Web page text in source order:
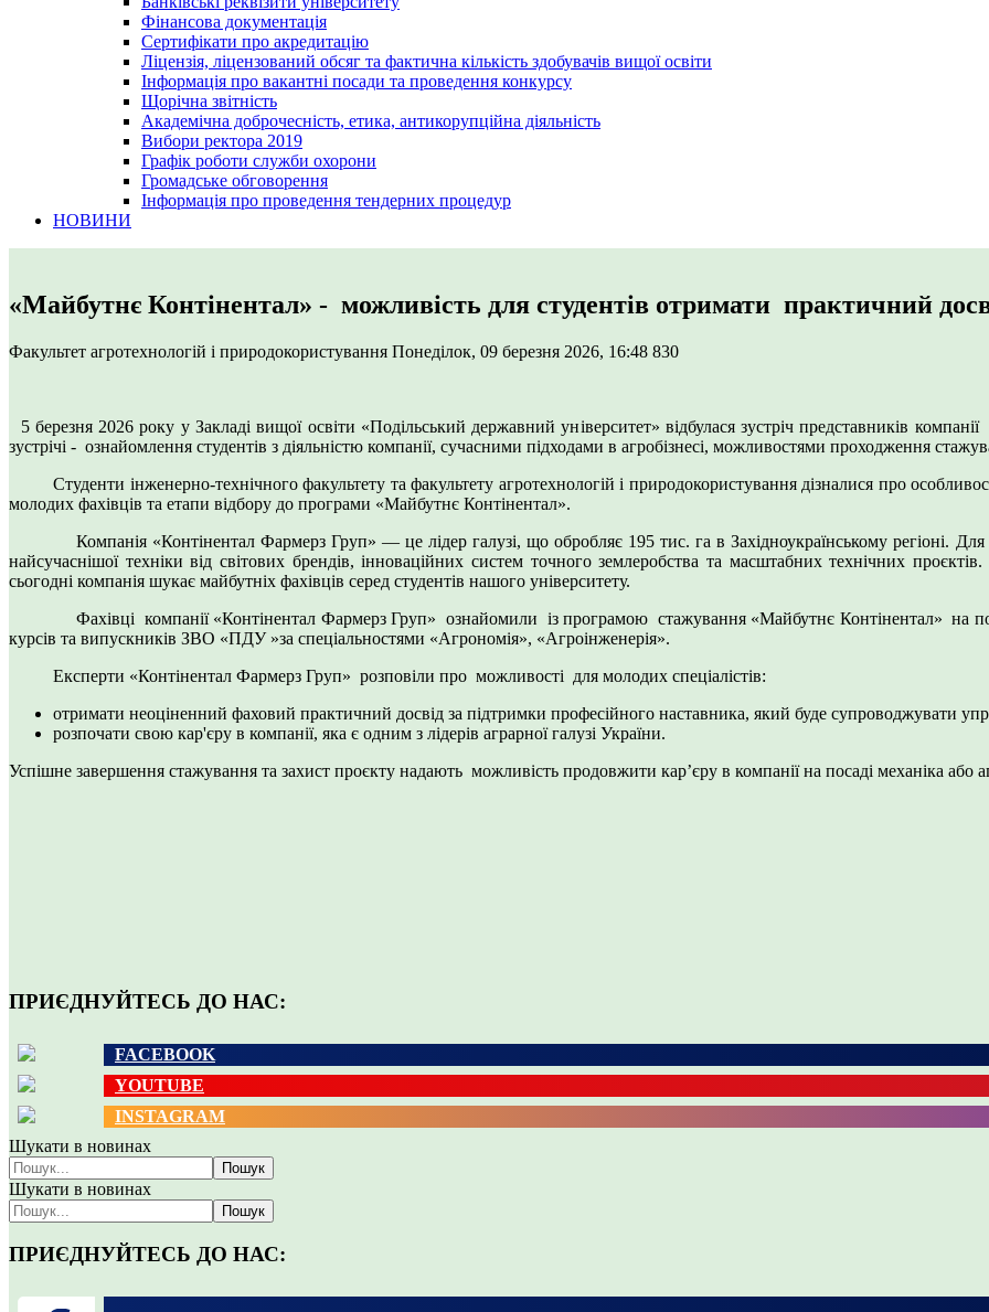
Фінансова документація
Сертифікати про акредитацію
Ліцензія, ліцензований обсяг та фактична кількість здобувачів вищої освіти
Інформація про вакантні посади та проведення конкурсу
Щорічна звітність
Академічна доброчесність, етика, антикорупційна діяльність
Вибори ректора 2019
Графік роботи служби охорони
Громадське обговорення
Інформація про проведення тендерних процедур
НОВИНИ
«Майбутнє Контінентал» - можливість для студентів отримати практичний
Факультет агротехнологій і природокористування Понеділок, 09 березня 2026, 16:48 830
5 березня 2026 року у Закладі вищої освіти «Подільський державний університет» відбулася зустріч представників
зустрічі - ознайомлення студентів з діяльністю компанії, сучасними підходами в агробізнесі, можливостями проходження
Студенти інженерно-технічного факультету та факультету агротехнологій і природокористування дізналися про
молодих фахівців та етапи відбору до програми «Майбутнє Контінентал».
Компанія «Контінентал Фармерз Груп» — це лідер галузі, що обробляє 195 тис. га в Західноукраїнському регіоні. Для
найсучаснішої техніки від світових брендів, інноваційних систем точного землеробства та масштабних технічних
сьогодні компанія шукає майбутніх фахівців серед студентів нашого університету.
Фахівці компанії «Контінентал Фармерз Груп» ознайомили із програмою стажування «Майбутнє Контінентал» на
курсів та випускників ЗВО «ПДУ »за спеціальностями «Агрономія», «Агроінженерія».
Експерти «Контінентал Фармерз Груп» розповіли про можливості для молодих спеціалістів:
отримати неоціненний фаховий практичний досвід за підтримки професійного наставника, який буде супроводжувати
розпочати свою кар'єру в компанії, яка є одним з лідерів аграрної галузі України.
Успішне завершення стажування та захист проєкту надають можливість продовжити кар’єру в компанії на посаді механіка або
ПРИЄДНУЙТЕСЬ ДО НАС:
FACEBOOK
YOUTUBE
INSTAGRAM
Шукати в новинах
Пошук
Шукати в новинах
Пошук
ПРИЄДНУЙТЕСЬ ДО НАС: